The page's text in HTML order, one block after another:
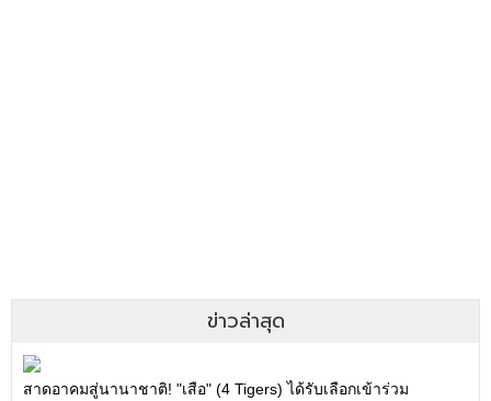
ข่าวล่าสุด
สาดอาคมสู่นานาชาติ! "เสือ" (4 Tigers) ได้รับเลือกเข้าร่วม